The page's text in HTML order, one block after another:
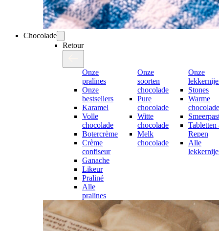
Chocolade
Retour
Onze
pralines
Onze
bestsellers
Karamel
Volle
chocolade
Botercrème
Crème
confiseur
Ganache
Likeur
Praliné
Alle
pralines
Onze
soorten
chocolade
Pure
chocolade
Witte
chocolade
Melk
chocolade
Onze
Stones
Warme
Repen
Alle